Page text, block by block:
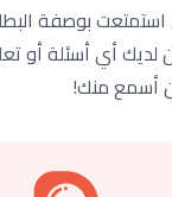
بوصفة
لديك أي أسئلة أو
أسمع منك!